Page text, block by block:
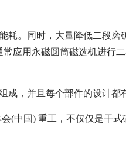
。同时，大量降低二段磨
应用永磁圆筒磁选机进行
，并且每个部件的设计都
(中国) 重工，不仅仅是干式